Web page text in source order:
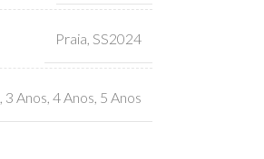
Praia SS2024
3 Anos 4 Anos 5 Anos